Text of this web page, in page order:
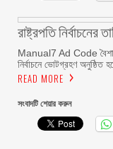
রাষ্ট্রপতি নির্বাচনের
Manual7 Ad Code
নির্বাচনে ভোটগ্রহণ অনুষ্ঠিত
READ MORE
সংবাদটি শেয়ার করুন